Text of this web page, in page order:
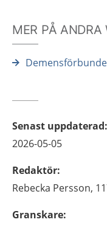
MER PÅ ANDRA
Senast uppdaterad:
2026-05-05
Redaktör:
Rebecka Persson,
Granskare: